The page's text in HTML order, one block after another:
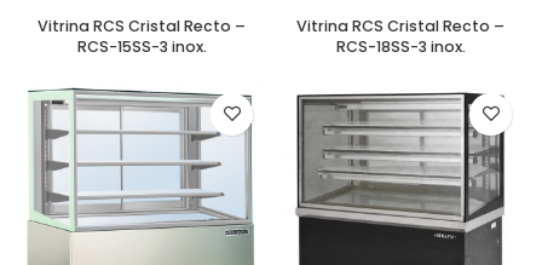
Vitrina RCS Cristal Recto –
RCS-15SS-3 inox.
Vitrina RCS Cristal Recto –
RCS-18SS-3 inox.